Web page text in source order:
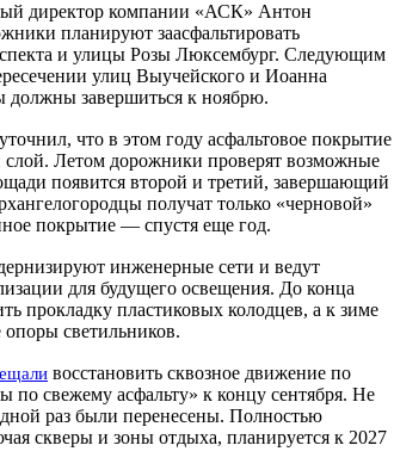
директор компании «АСК» Антон
планируют заасфальтировать
и улицы Розы Люксембург. Следующим
улиц Выучейского и Иоанна
должны завершиться к ноябрю.
что в этом году асфальтовое покрытие
слой. Летом дорожники проверят возможные
появится второй и третий, завершающий
получат только «черновой»
покрытие — спустя еще год.
инженерные сети и ведут
для будущего освещения. До конца
прокладку пластиковых колодцев, а к зиме
светильников.
восстановить сквозное движение по
свежему асфальту» к концу сентября. Не
раз были перенесены. Полностью
скверы и зоны отдыха, планируется к 2027